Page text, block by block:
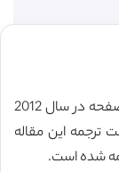
این مقاله انگلیسی ISI در نشریه اسپرینگر در 15 صفحه در سال 2012
کیفیت ترجمه این مقاله
شده است.